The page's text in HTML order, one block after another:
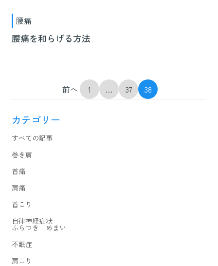
腰痛
腰痛を和らげる方法
の
ー
ジ
り
前へ 1 … 37 38
カテゴリー
すべての記事
巻き肩
首痛
肩痛
首こり
自律神経症状
ふらつき めまい
不眠症
肩こり